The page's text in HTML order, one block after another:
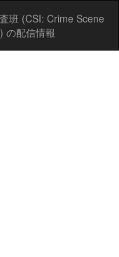
班 (CSI: Crime Scene
の配信情報